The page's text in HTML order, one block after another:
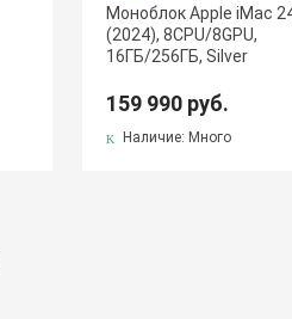
Моноблок Apple iMac
(2024), 8CPU/8GPU,
16ГБ/256ГБ, Silver
159 990 руб.
Наличие: Много